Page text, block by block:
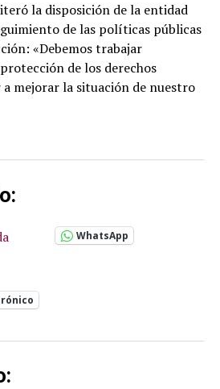
la disposición de la entidad
de las políticas públicas
«Debemos trabajar
de los derechos
mejorar la situación de nuestro
WhatsApp